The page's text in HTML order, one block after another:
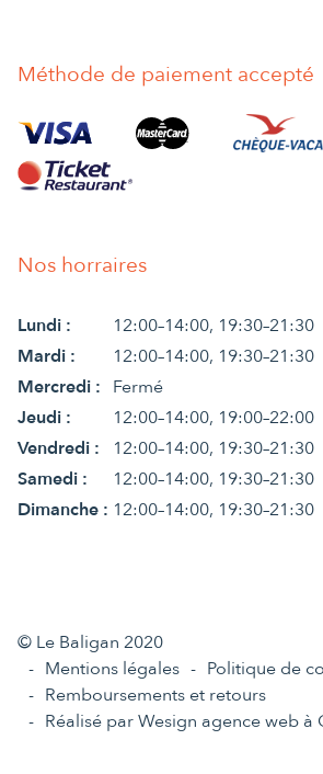
Méthode de paiement accepté
Nos horraires
Lundi :
12:00–14:00, 19:30–21:30
Mardi :
12:00–14:00, 19:30–21:30
Mercredi : Fermé
Jeudi :
12:00–14:00, 19:00–22:00
Vendredi :
12:00–14:00, 19:30–21:30
Samedi :
12:00–14:00, 19:30–21:30
Dimanche : 12:00–14:00, 19:30–21:30
© Le Baligan 2020
Mentions légales
Politique de
Remboursements et retours
Réalisé par Wesign agence web à